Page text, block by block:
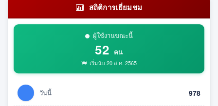
สถิติการเยี่ยมชม
ผู้ใช้งานขณะนี้
52 คน
เริ่มนับ 20 ส.ค. 2565
วันนี้ 978